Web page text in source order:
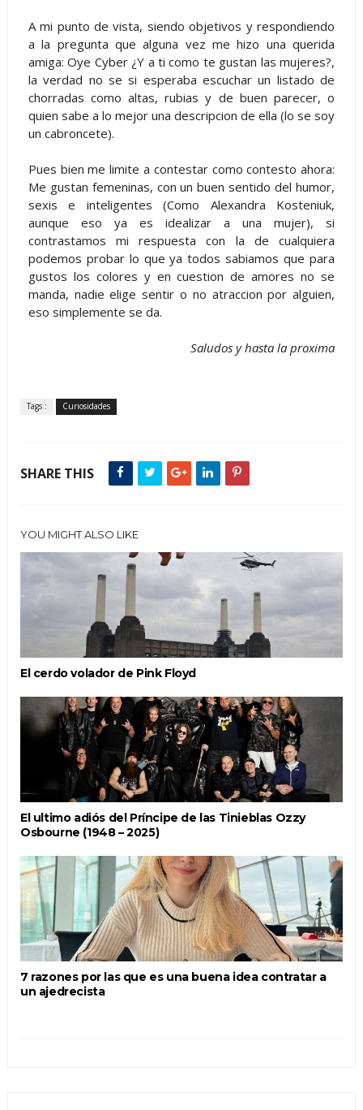
A mi punto de vista, siendo objetivos y respondiendo
a la pregunta que alguna vez me hizo una querida
amiga: Oye Cyber ¿Y a ti como te gustan las mujeres?,
la verdad no se si esperaba escuchar un listado de
chorradas como altas, rubias y de buen parecer, o
quien sabe a lo mejor una descripcion de ella (lo se soy
un cabroncete).
Pues bien me limite a contestar como contesto ahora:
Me gustan femeninas, con un buen sentido del humor,
sexis e inteligentes (Como Alexandra Kosteniuk,
aunque eso ya es idealizar a una mujer), si
contrastamos mi respuesta con la de cualquiera
podemos probar lo que ya todos sabiamos que para
gustos los colores y en cuestion de amores no se
manda, nadie elige sentir o no atraccion por alguien,
eso simplemente se da.
Saludos y hasta la proxima
Tags : Curiosidades
SHARE THIS
YOU MIGHT ALSO LIKE
El cerdo volador de Pink Floyd
El ultimo adiós del Príncipe de las Tinieblas Ozzy
Osbourne (1948 – 2025)
7 razones por las que es una buena idea contratar a
un ajedrecista